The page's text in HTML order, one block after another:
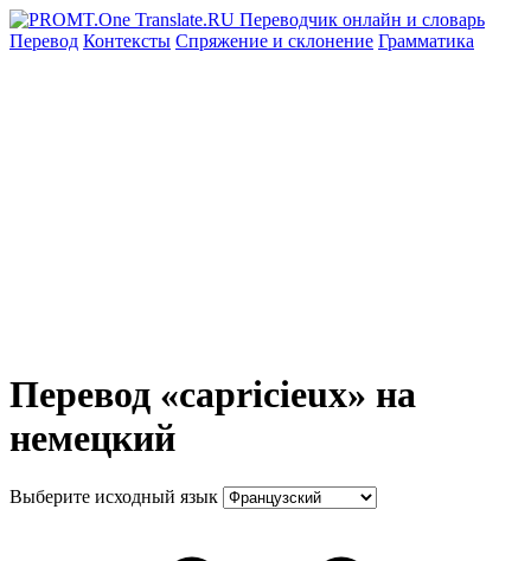
Перевод Контексты Спряжение и склонение Грамматика
Перевод «capricieux» на
немецкий
Выберите исходный язык